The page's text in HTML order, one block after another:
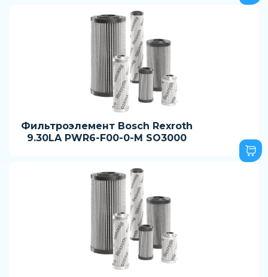
Фильтроэлемент Bosch Rexroth
9.30LA PWR6-F00-0-M SO3000